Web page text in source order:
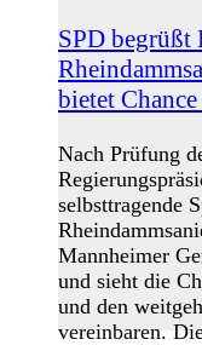
SPD
bietet
Nach Prüfung
selbsttragende
Mannheimer
und sieht die
und den
vereinbaren.